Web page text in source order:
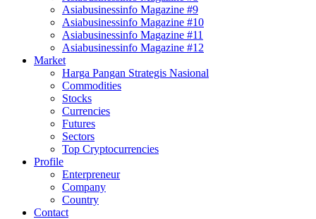
Asiabusinessinfo Magazine #9
Asiabusinessinfo Magazine #10
Asiabusinessinfo Magazine #11
Asiabusinessinfo Magazine #12
Market
Harga Pangan Strategis Nasional
Commodities
Stocks
Currencies
Futures
Sectors
Top Cryptocurrencies
Profile
Enterpreneur
Company
Country
Contact